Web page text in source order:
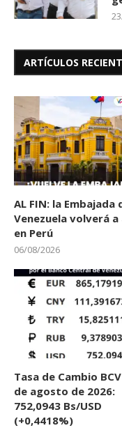
ARTÍCULOS
AL FIN: la Embajada
Venezuela volverá
en Perú
06/08/2026
Tasa de Cambio
de agosto de 2026:
752,0943 Bs/USD
(+0,4418%)